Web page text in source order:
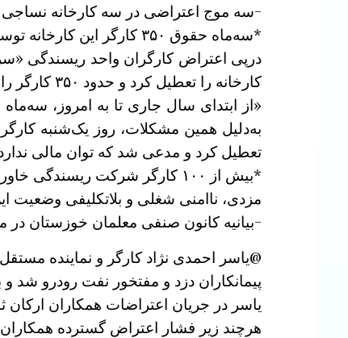
-سه موج اعتراضی در سه کارخانه نساجی
*سه‌ماه حقوق ۳۵۰ کارگر این کارخانه توسط کارفرما بالا کشیده شده و پرداخت نشده است. کارگران دست به اعتراض زدند.
درپی اعتراض کارگران واحد ریسندگی
کارخانه را تعطیل کرد و حدود ۳۵۰ کارگر را در بلاتکلیفی مطلق قرار داد. یکی از کارگران گفته است :
«از ابتدای سال جاری تا به امروز،
به‌دلیل همین مشکلات، روز یک‌شنبه
تعطیل کرد و مدعی شد که توان مالی
مزدی، ناامنی شغلی و بلاتکلیفی وضعیت
-بیانیه کانون صنفی معلمان خوزستان
@یاسر احمدی نژاد کارگر و نماینده
پیمانکاران دزد و مفتخور نفت رودرو شد و
یاسر در جریان اعتراضات همکاران
هرچند زیر فشار اعتراض گسترده همکاران